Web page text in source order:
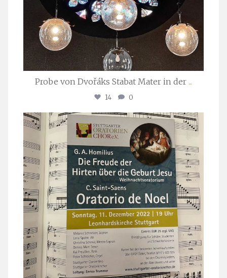
Probe von Dvořáks Stabat Mater in der ...
14 0
stuttgarter_oratorienchor
Nov. 29